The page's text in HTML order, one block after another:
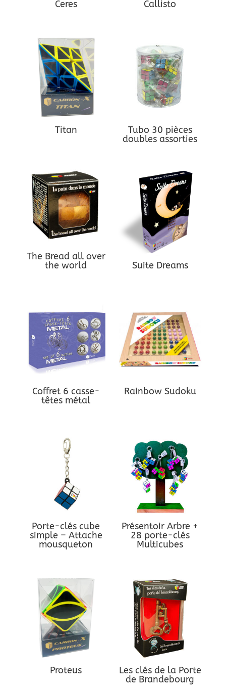
Ceres Callisto
Titan
Tubo 30 pièces
doubles assorties
The Bread all over
the world
Suite Dreams
Coffret 6 casse-
têtes métal
Rainbow Sudoku
Porte-clés cube
simple – Attache
mousqueton
Présentoir Arbre +
28 porte-clés
Multicubes
Proteus
Les clés de la Porte
de Brandebourg